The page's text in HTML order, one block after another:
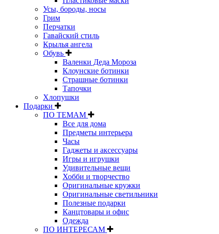
Усы, бороды, носы
Грим
Перчатки
Гавайский стиль
Крылья ангела
Обувь
Валенки Деда Мороза
Клоунские ботинки
Страшные ботинки
Тапочки
Хлопушки
Подарки
ПО ТЕМАМ
Все для дома
Предметы интерьера
Часы
Гаджеты и аксессуары
Игры и игрушки
Удивительные вещи
Хобби и творчество
Оригинальные кружки
Оригинальные светильники
Полезные подарки
Канцтовары и офис
Одежда
ПО ИНТЕРЕСАМ